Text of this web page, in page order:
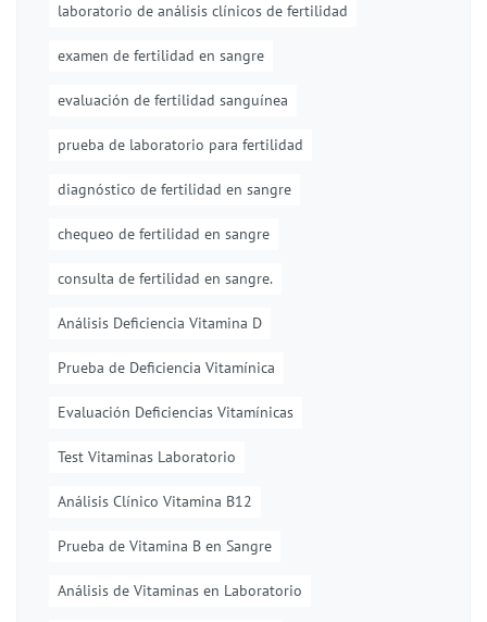
laboratorio de análisis clínicos de fertilidad
examen de fertilidad en sangre
evaluación de fertilidad sanguínea
prueba de laboratorio para fertilidad
diagnóstico de fertilidad en sangre
chequeo de fertilidad en sangre
consulta de fertilidad en sangre.
Análisis Deficiencia Vitamina D
Prueba de Deficiencia Vitamínica
Evaluación Deficiencias Vitamínicas
Test Vitaminas Laboratorio
Análisis Clínico Vitamina B12
Prueba de Vitamina B en Sangre
Análisis de Vitaminas en Laboratorio